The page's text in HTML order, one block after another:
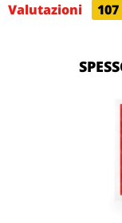
Valutazioni
107